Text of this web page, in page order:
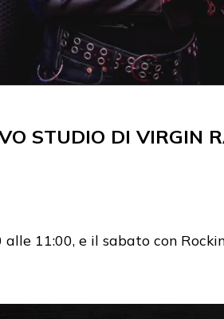
STUDIO DI VIRGIN
11:00, e il sabato con